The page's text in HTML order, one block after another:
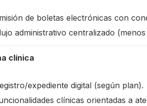
de boletas electrónicas con
administrativo centralizado
clínica
expediente digital (según plan).
clínicas orientadas a